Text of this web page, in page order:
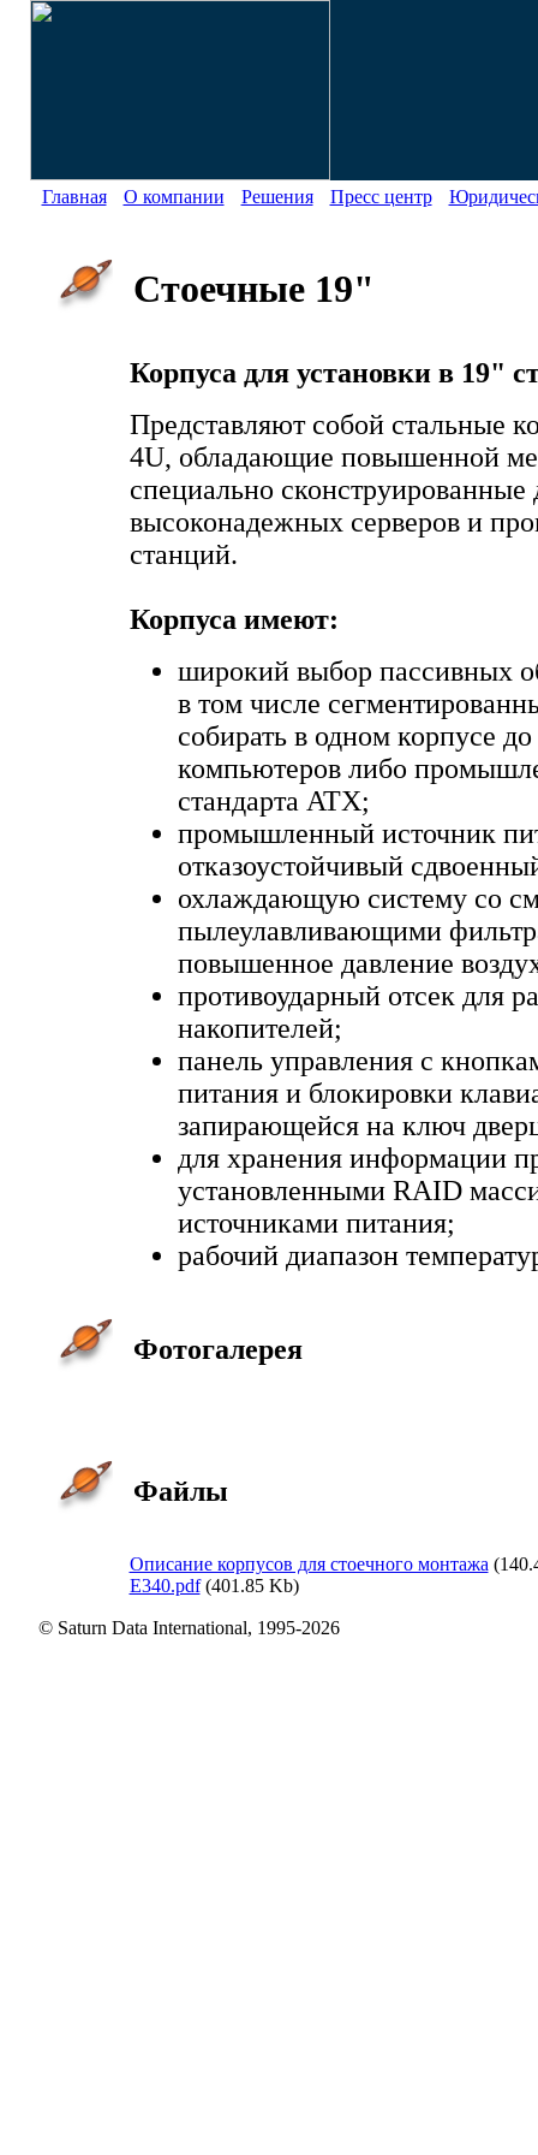
Главная О компании Решения Пресс центр
Стоечные 19"
Корпуса для установки в 19"
Представляют собой стальные
4U, обладающие повышенной
специально сконструированные
высоконадежных серверов и
станций.
Корпуса имеют:
широкий выбор пассивных
в том числе
собирать в одном корпусе
компьютеров либо
стандарта ATX;
промышленный источник
отказоустойчивый
охлаждающую систему со
пылеулавливающими
повышенное давление
противоударный отсек для
накопителей;
панель управления с
питания и блокировки
запирающейся на ключ
для хранения информации
установленными RAID
источниками питания;
pабочий диапазон
Фотогалерея
Файлы
Описание корпусов для стоечного монтажа
E340.pdf(401.85 Kb)
© Saturn Data International, 1995-2026